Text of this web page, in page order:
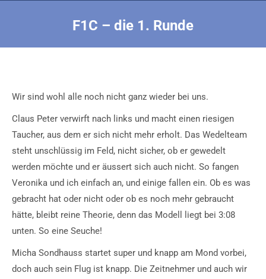
F1C – die 1. Runde
Wir sind wohl alle noch nicht ganz wieder bei uns.
Claus Peter verwirft nach links und macht einen riesigen
Taucher, aus dem er sich nicht mehr erholt. Das Wedelteam
steht unschlüssig im Feld, nicht sicher, ob er gewedelt
werden möchte und er äussert sich auch nicht. So fangen
Veronika und ich einfach an, und einige fallen ein. Ob es was
gebracht hat oder nicht oder ob es noch mehr gebraucht
hätte, bleibt reine Theorie, denn das Modell liegt bei 3:08
unten. So eine Seuche!
Micha Sondhauss startet super und knapp am Mond vorbei,
doch auch sein Flug ist knapp. Die Zeitnehmer und auch wir